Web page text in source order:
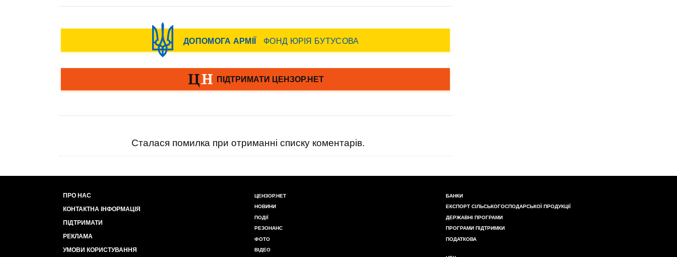
Сталася помилка при отриманні списку коментарів.
ПРО НАС
КОНТАКТНА ІНФОРМАЦІЯ
ПІДТРИМАТИ
РЕКЛАМА
УМОВИ КОРИСТУВАННЯ
ЦЕНЗОР.НЕТ
НОВИНИ
ПОДІЇ
РЕЗОНАНС
ФОТО
ВІДЕО
БАНКИ
ЕКСПОРТ СІЛЬСЬКОГОСПОДАРСЬКОЇ ПРОДУКЦІЇ
ДЕРЖАВНІ ПРОГРАМИ
ПРОГРАМИ ПІДТРИМКИ
ПОДАТКОВА